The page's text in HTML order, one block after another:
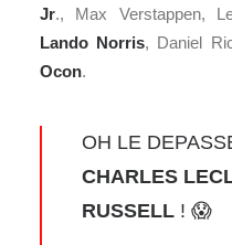
Jr., Max Verstappen,
Lando Norris, Daniel
Ocon.
OH LE
CHARLES
RUSSELL ! 😱